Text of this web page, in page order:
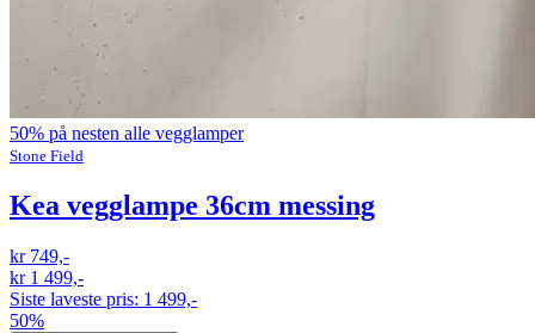
50% på nesten alle vegglamper
Stone Field
Kea vegglampe 36cm messing
kr 749,-
kr 1 499,-
Siste laveste pris: 1 499,-
50%